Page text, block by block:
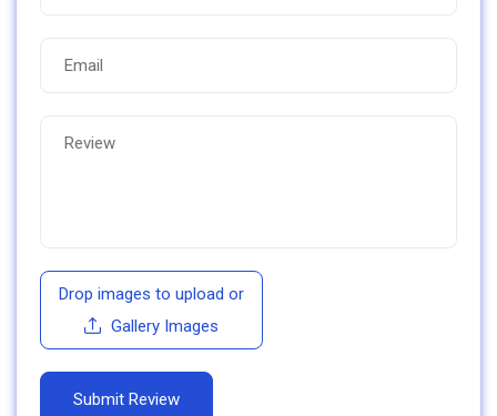
Drop images to upload or
Gallery Images